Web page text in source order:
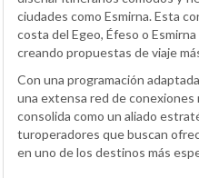
ciudades como Esmirna. Esta
costa del Egeo, Éfeso o
creando propuestas de viaje
Con una programación
una extensa red de conexiones
consolida como un aliado
turoperadores que buscan
en uno de los destinos más